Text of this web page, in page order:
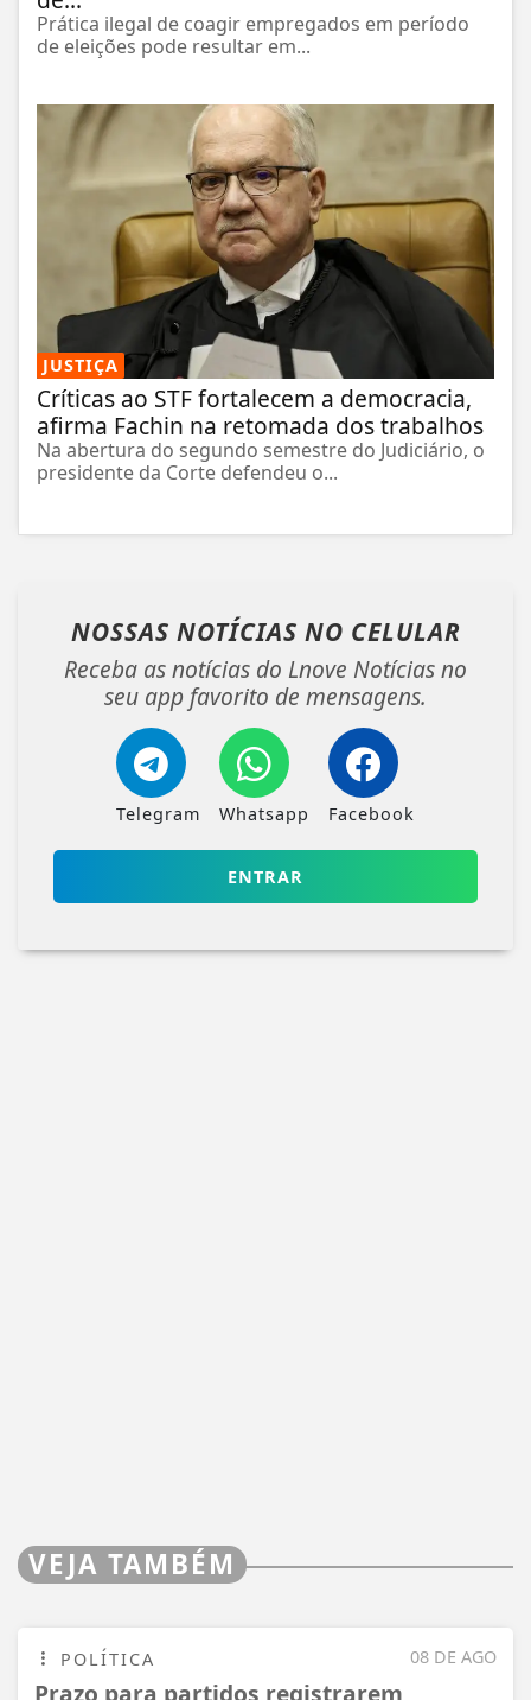
Prática ilegal de coagir empregados em período
de eleições pode resultar em...
JUSTIÇA
Críticas ao STF fortalecem a democracia,
afirma Fachin na retomada dos trabalhos
Na abertura do segundo semestre do Judiciário, o
presidente da Corte defendeu o...
NOSSAS NOTÍCIAS NO CELULAR
Receba as notícias do Lnove Notícias no
seu app favorito de mensagens.
Telegram Whatsapp Facebook
ENTRAR
VEJA TAMBÉM
08 DE AGO
POLÍTICA
Prazo para partidos registrarem